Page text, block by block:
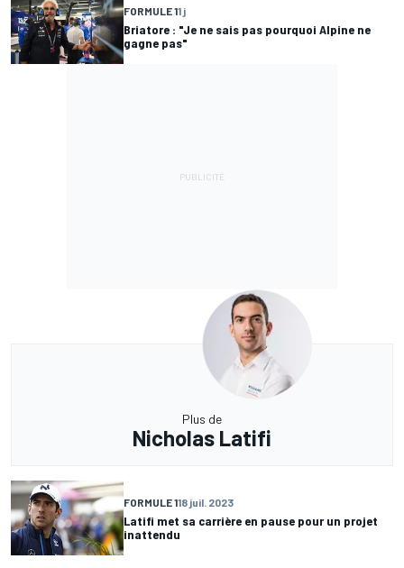
FORMULE 11 j
Briatore : "Je ne sais pas pourquoi Alpine ne
gagne pas"
Plus de
Nicholas Latifi
FORMULE 118 juil. 2023
Latifi met sa carrière en pause pour un projet
inattendu